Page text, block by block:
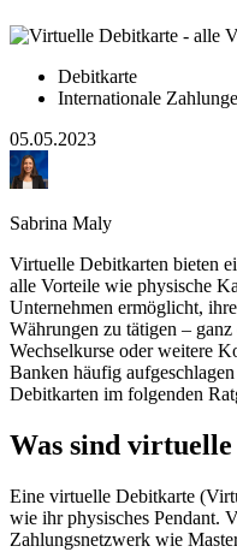
Debitkarte
Internationale
05.05.2023
Sabrina Maly
Virtuelle Debitkarten bieten
alle Vorteile wie physische
Unternehmen ermöglicht,
Währungen zu tätigen –
Wechselkurse oder weitere
Banken häufig
Debitkarten im folgenden
Was sind
Eine virtuelle Debitkarte
wie ihr physisches Pendant.
Zahlungsnetzwerk wie